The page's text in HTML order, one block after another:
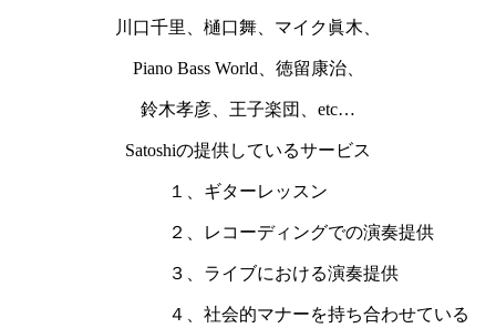
川口千里、樋口舞、マイク眞木、
Piano Bass World、徳留康治、
鈴木孝彦、王子楽団、etc…
Satoshiの提供しているサービス
１、ギターレッスン
２、レコーディングでの演奏提供
３、ライブにおける演奏提供
４、社会的マナーを持ち合わせている